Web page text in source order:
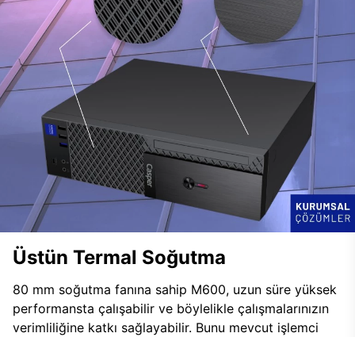
Üstün Termal Soğutma
80 mm soğutma fanına sahip M600, uzun süre yüksek
performansta çalışabilir ve böylelikle çalışmalarınızın
verimliliğine katkı sağlayabilir. Bunu mevcut işlemci